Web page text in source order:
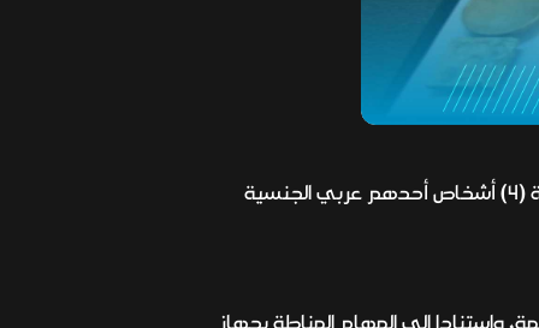
أعلن الناطق باسم القائد العام للقوات المسلحة، اللواء يحيى رسول، اليوم الجمعة، تفكيك شبكة دولية مكونة (4) أشخاص أحدهم عربي الجنسية